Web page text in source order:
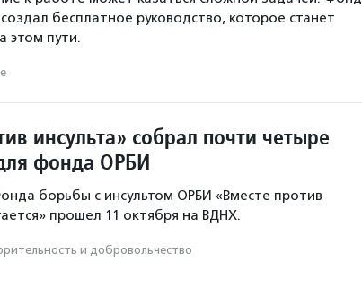
бесплатное руководство, которое станет
этом пути.
инсульта» собрал почти четыре
фонда ОРБИ
борьбы с инсультом ОРБИ «Вместе против
прошел 11 октября на ВДНХ.
и доброволь­чест­во